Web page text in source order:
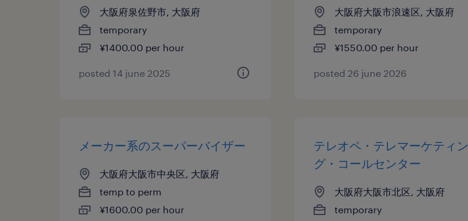
大阪府泉佐野市, 大阪府
temporary
¥1400.00 per hour
posted 14 june 2025
大阪府大阪市浪速区, 大阪府
temporary
¥1550.00 per hour
posted 26 june 2026
メーカー系のスーパーバイザー
大阪府大阪市中央区, 大阪府
temp to perm
¥1600.00 per hour
テレオペ・テレマーケティン
グ・コールセンター
大阪府大阪市北区, 大阪府
temporary